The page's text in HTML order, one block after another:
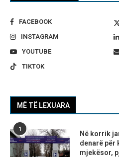
FACEBOOK
INSTAGRAM
YOUTUBE
TIKTOK
MË TË LEXUARA
1
Në korrik
denarë për
mjekësor,